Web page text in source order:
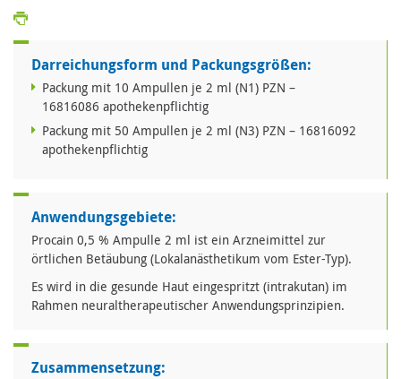
Darreichungsform und Packungsgrößen:
Packung mit 10 Ampullen je 2 ml (N1) PZN –
16816086 apothekenpflichtig
Packung mit 50 Ampullen je 2 ml (N3) PZN – 16816092
apothekenpflichtig
Anwendungsgebiete:
Procain 0,5 % Ampulle 2 ml ist ein Arzneimittel zur
örtlichen Betäubung (Lokalanästhetikum vom Ester-Typ).
Es wird in die gesunde Haut eingespritzt (intrakutan) im
Rahmen neuraltherapeutischer Anwendungsprinzipien.
Zusammensetzung: